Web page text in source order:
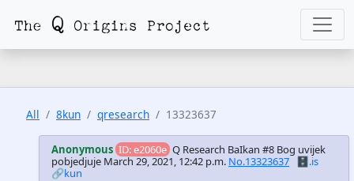
All 8kun qresearch 13323637
Anonymous ID: e2060e Q Research BaIkan #8 Bog uvijek
pobjedjuje March 29, 2021, 12:42 p.m. No.13323637
🗄️.is
🔗kun